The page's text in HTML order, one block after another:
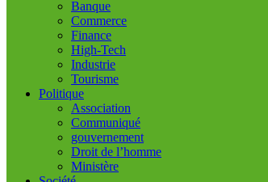
Banque
Commerce
Finance
High-Tech
Industrie
Tourisme
Politique
Association
Communiqué
gouvernement
Droit de l’homme
Ministère